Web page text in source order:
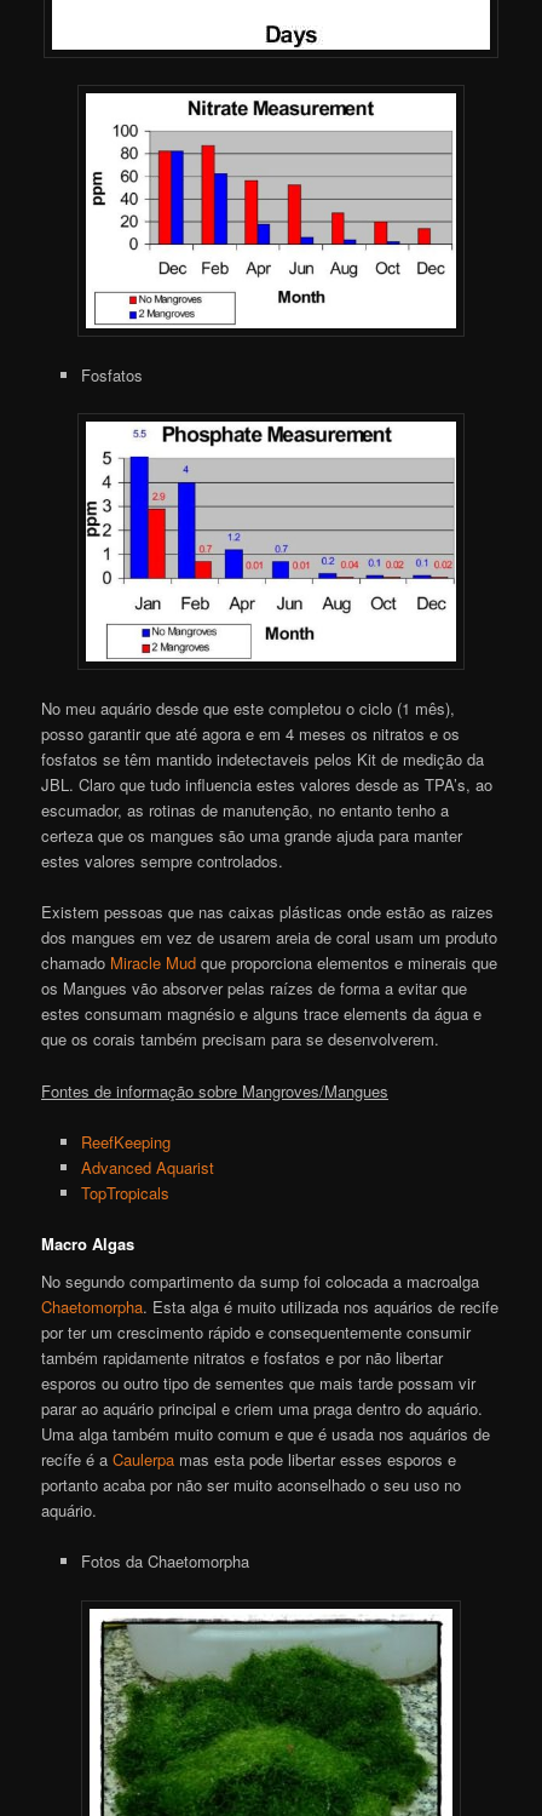
Fosfatos
No meu aquário desde que este completou o ciclo (1 mês),
posso garantir que até agora e em 4 meses os nitratos e os
fosfatos se têm mantido indetectaveis pelos Kit de medição da
JBL. Claro que tudo influencia estes valores desde as TPA’s, ao
escumador, as rotinas de manutenção, no entanto tenho a
certeza que os mangues são uma grande ajuda para manter
estes valores sempre controlados.
Existem pessoas que nas caixas plásticas onde estão as raizes
dos mangues em vez de usarem areia de coral usam um produto
chamado Miracle Mud que proporciona elementos e minerais que
os Mangues vão absorver pelas raízes de forma a evitar que
estes consumam magnésio e alguns trace elements da água e
que os corais também precisam para se desenvolverem.
Fontes de informação sobre Mangroves/Mangues
ReefKeeping
Advanced Aquarist
TopTropicals
Macro Algas
No segundo compartimento da sump foi colocada a macroalga
Chaetomorpha. Esta alga é muito utilizada nos aquários de recife
por ter um crescimento rápido e consequentemente consumir
também rapidamente nitratos e fosfatos e por não libertar
esporos ou outro tipo de sementes que mais tarde possam vir
parar ao aquário principal e criem uma praga dentro do aquário.
Uma alga também muito comum e que é usada nos aquários de
recífe é aCaulerpa mas esta pode libertar esses esporos e
portanto acaba por não ser muito aconselhado o seu uso no
aquário.
Fotos da Chaetomorpha